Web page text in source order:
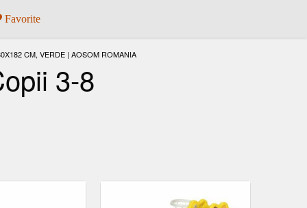
Favorite
CM, VERDE | AOSOM ROMANIA
3-8